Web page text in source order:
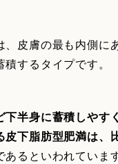
、皮膚の最も内側に
するタイプです。
下半身に蓄積しやす
皮下脂肪型肥満は、
あるといわれています